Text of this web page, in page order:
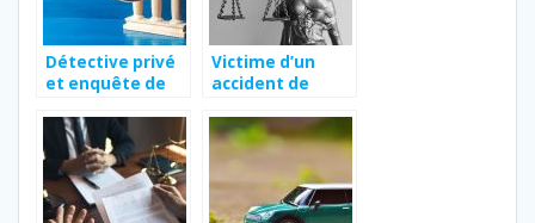
Détective privé
et enquête de
Victime d’un
accident de
un avocat
spécialisé à Lyon